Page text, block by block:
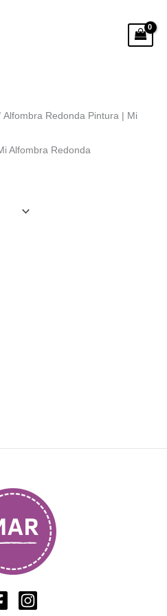
Redonda Pintura | Mi
Alfombra Redonda